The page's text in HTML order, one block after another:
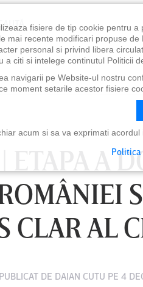
ETAPA A
CLAR AL
PUBLICAT DE DAIAN CUTU PE 4
fisiere de tip cookie pentru
mai recente modificari propuse
personal si privind libera
a citi si intelege continutul Politicii
navigarii pe Website-ul nostru
moment setarile acestor fisiere
acum si sa va exprimati
Politica